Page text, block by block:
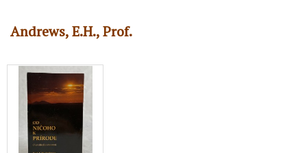
Andrews, E.H., Prof.